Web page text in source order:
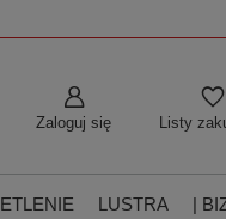
Zaloguj się Listy
LUSTRA |